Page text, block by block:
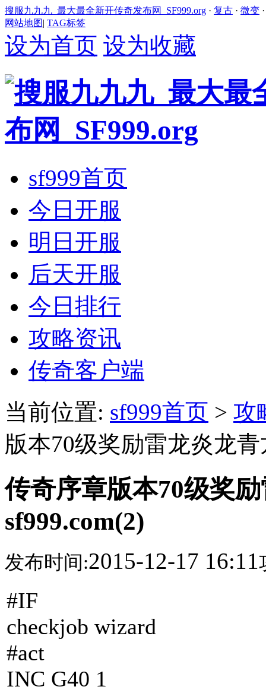
搜服九九九_最大最全新开传奇发布网_SF999.org · 复古 · 微变
网站地图| TAG标签
设为首页 设为收藏
sf999首页
今日开服
明日开服
后天开服
今日排行
攻略资讯
传奇客户端
当前位置: sf999首页 > 攻
版本70级奖励雷龙炎龙
传奇序章版本70级奖
sf999.com(2)
发布时间:2015-12-17 16:11
#IF
checkjob wizard
#act
INC G40 1